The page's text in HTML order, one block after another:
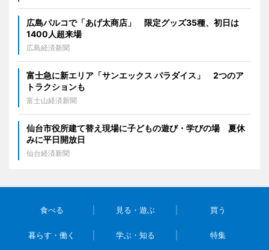
広島パルコで「あげ太商店」 限定グッズ35種、初日は
1400人超来場
広島経済新聞
富士急に新エリア「サンエックス パラダイス」 2つのア
トラクションも
富士山経済新聞
仙台市役所建て替え現場に子どもの遊び・学びの場 夏休
みに平日開放日
仙台経済新聞
食べる 見る・遊ぶ 買う
暮らす・働く 学ぶ・知る 特集